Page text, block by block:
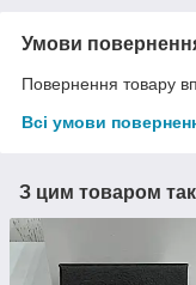
Умови
Повернення товару
Всі умови
З цим товаром